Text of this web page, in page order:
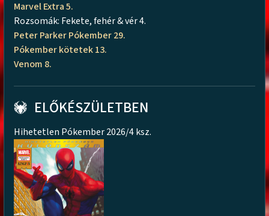
Marvel Extra 5.
Rozsomák: Fekete, fehér & vér 4.
Peter Parker Pókember 29.
Pókember kötetek 13.
Venom 8.
ELŐKÉSZÜLETBEN
Hihetetlen Pókember 2026/4 ksz.